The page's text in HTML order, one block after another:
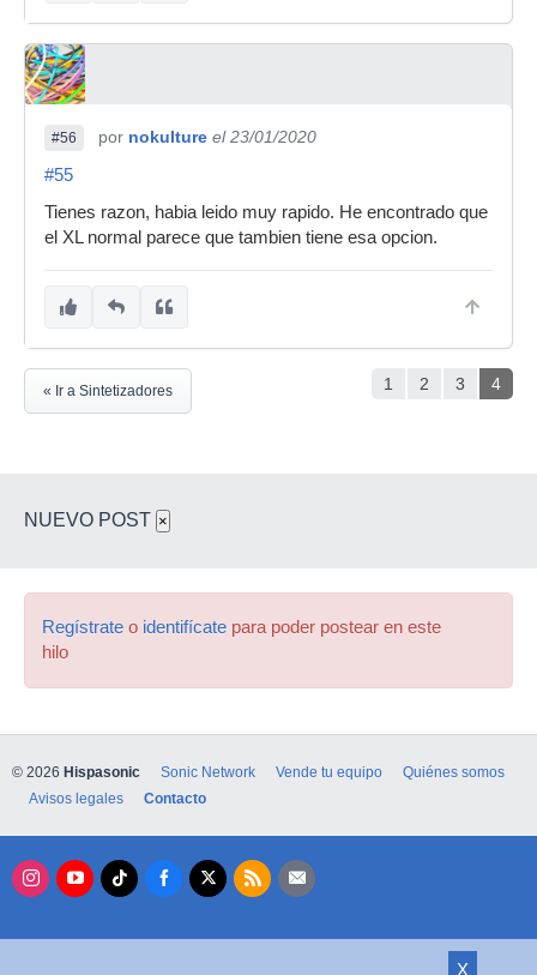
#56 por nokulture el 23/01/2020
#55
Tienes razon, habia leido muy rapido. He encontrado que
el XL normal parece que tambien tiene esa opcion.
1 2 3 4
« Ir a Sintetizadores
NUEVO POST ×
Regístrate o identifícate para poder postear en este
hilo
X
© 2026 Hispasonic Sonic Network Vende tu equipo
Quiénes somos
Avisos legales
Contacto